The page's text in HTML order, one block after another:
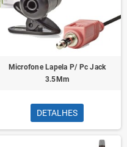
Microfone Lapela P/ Pc Jack
3.5Mm
DETALHES